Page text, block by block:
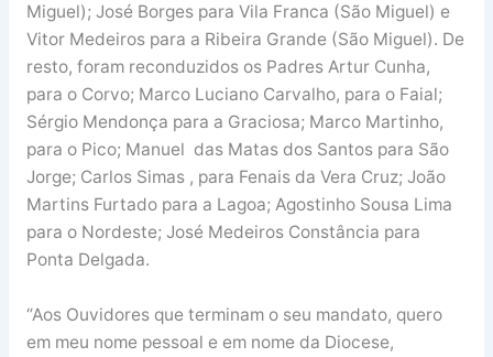
Miguel); José Borges para Vila Franca (São Miguel) e
Vitor Medeiros para a Ribeira Grande (São Miguel). De
resto, foram reconduzidos os Padres Artur Cunha,
para o Corvo; Marco Luciano Carvalho, para o Faial;
Sérgio Mendonça para a Graciosa; Marco Martinho,
para o Pico; Manuel das Matas dos Santos para São
Jorge; Carlos Simas , para Fenais da Vera Cruz; João
Martins Furtado para a Lagoa; Agostinho Sousa Lima
para o Nordeste; José Medeiros Constância para
Ponta Delgada.
“Aos Ouvidores que terminam o seu mandato, quero
em meu nome pessoal e em nome da Diocese,